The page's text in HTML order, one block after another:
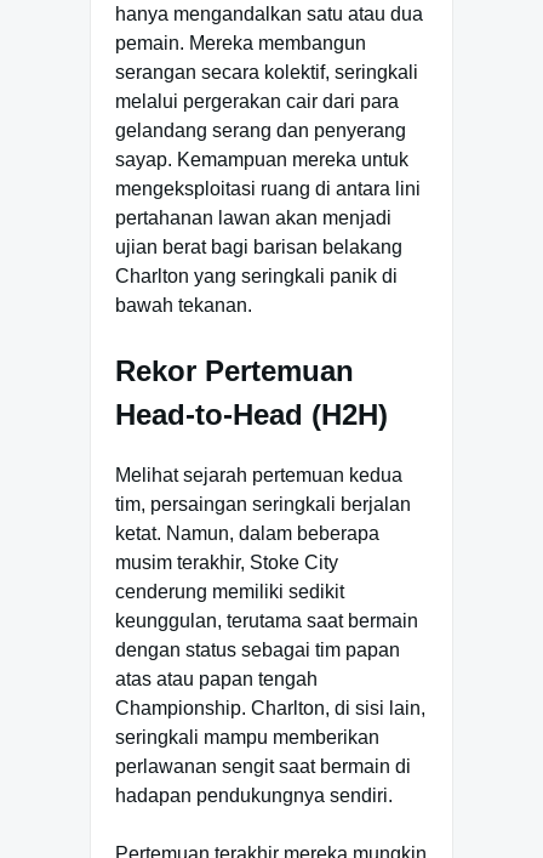
hanya mengandalkan satu atau dua
pemain. Mereka membangun
serangan secara kolektif, seringkali
melalui pergerakan cair dari para
gelandang serang dan penyerang
sayap. Kemampuan mereka untuk
mengeksploitasi ruang di antara lini
pertahanan lawan akan menjadi
ujian berat bagi barisan belakang
Charlton yang seringkali panik di
bawah tekanan.
Rekor Pertemuan
Head-to-Head (H2H)
Melihat sejarah pertemuan kedua
tim, persaingan seringkali berjalan
ketat. Namun, dalam beberapa
musim terakhir, Stoke City
cenderung memiliki sedikit
keunggulan, terutama saat bermain
dengan status sebagai tim papan
atas atau papan tengah
Championship. Charlton, di sisi lain,
seringkali mampu memberikan
perlawanan sengit saat bermain di
hadapan pendukungnya sendiri.
Pertemuan terakhir mereka mungkin